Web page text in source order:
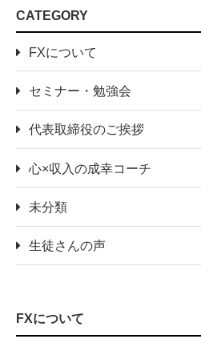
CATEGORY
FXについて
セミナー・勉強会
代表取締役のご挨拶
心×収入の成幸コーチ
未分類
生徒さんの声
FXについて